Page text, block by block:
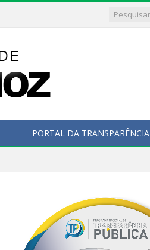
PORTAL DA TRANSPARÊNCIA